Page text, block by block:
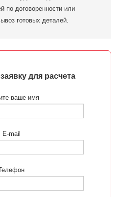
по договоренности или
готовых деталей.
для расчета
ваше имя
E-mail